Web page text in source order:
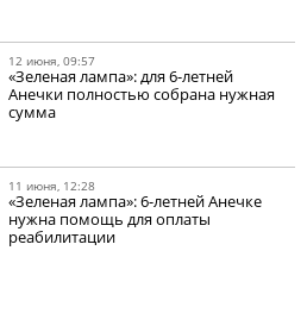
12 июня, 09:57
«Зеленая лампа»: для 6-летней
Анечки полностью собрана нужная
сумма
11 июня, 12:28
«Зеленая лампа»: 6-летней Анечке
нужна помощь для оплаты
реабилитации